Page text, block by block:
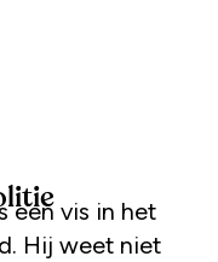
een vis in het
Hij weet niet